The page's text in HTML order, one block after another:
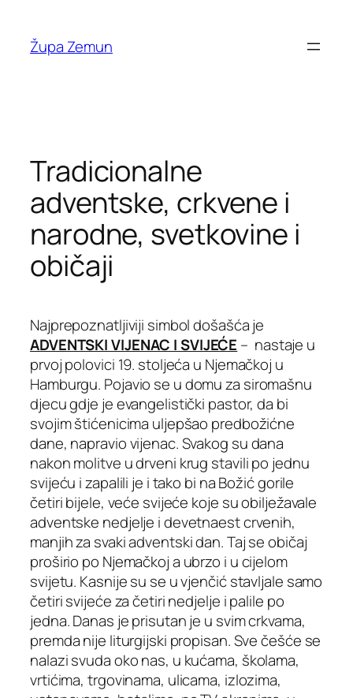
content
Župa Zemun
Tradicionalne
adventske, crkvene i
narodne, svetkovine i
običaji
Najprepoznatljiviji simbol došašća je
ADVENTSKI VIJENAC I SVIJEĆE – nastaje u
prvoj polovici 19. stoljeća u Njemačkoj u
Hamburgu. Pojavio se u domu za siromašnu
djecu gdje je evangelistički pastor, da bi
svojim štićenicima uljepšao predbožićne
dane, napravio vijenac. Svakog su dana
nakon molitve u drveni krug stavili po jednu
svijeću i zapalili je i tako bi na Božić gorile
četiri bijele, veće svijeće koje su obilježavale
adventske nedjelje i devetnaest crvenih,
manjih za svaki adventski dan. Taj se običaj
proširio po Njemačkoj a ubrzo i u cijelom
svijetu. Kasnije su se u vjenčić stavljale samo
četiri svijeće za četiri nedjelje i palile po
jedna. Danas je prisutan je u svim crkvama,
premda nije liturgijski propisan. Sve češće se
nalazi svuda oko nas, u kućama, školama,
vrtićima, trgovinama, ulicama, izlozima,